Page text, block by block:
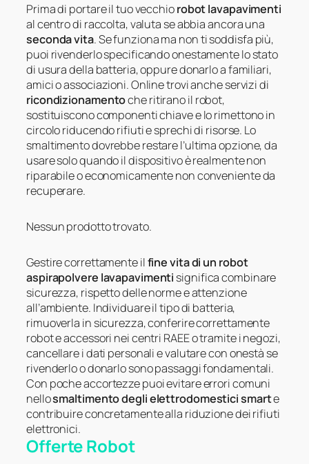
Prima di portare il tuo vecchiorobot lavapavimenti
al centro di raccolta, valuta se abbia ancora una
seconda vita. Se funziona ma non ti soddisfa più,
puoi rivenderlo specificando onestamente lo stato
di usura della batteria, oppure donarlo a familiari,
amici o associazioni. Online trovi anche servizi di
ricondizionamentoche ritirano il robot,
sostituiscono componenti chiave e lo rimettono in
circolo riducendo rifiuti e sprechi di risorse. Lo
smaltimento dovrebbe restare l’ultima opzione, da
usare solo quando il dispositivo è realmente non
riparabile o economicamente non conveniente da
recuperare.
Nessun prodotto trovato.
Gestire correttamente ilfine vita di un robot
aspirapolvere lavapavimenti significa combinare
sicurezza, rispetto delle norme e attenzione
all’ambiente. Individuare il tipo di batteria,
rimuoverla in sicurezza, conferire correttamente
robot e accessori nei centri RAEE o tramite i negozi,
cancellare i dati personali e valutare con onestà se
rivenderlo o donarlo sono passaggi fondamentali.
Con poche accortezze puoi evitare errori comuni
nellosmaltimento degli elettrodomestici smarte
contribuire concretamente alla riduzione dei rifiuti
elettronici.
Offerte Robot